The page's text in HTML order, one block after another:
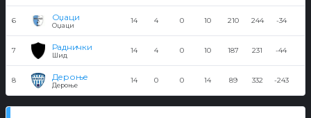
6 Оџаци
Оџаци
14 4 0 10 210 244 -34
7 Раднички
Шид
14 4 0 10 187 231 -44
8 Дероње
Дероње
14 0 0 14 89 332 -243